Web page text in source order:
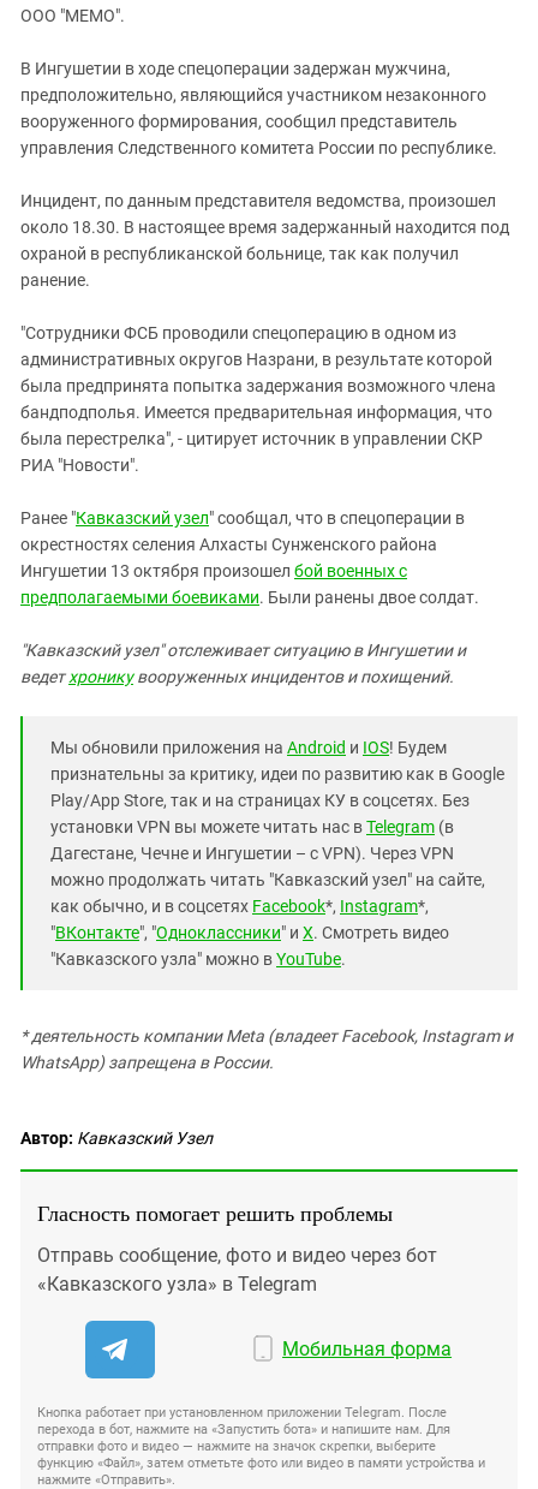
ИНАКОМЫСЛИЕ В ЧЕЧНЕ
ПРЕСЛЕДОВАНИЕ АКТИВИСТОВ
МОБИЛИЗАЦИЯ И ПРОТЕСТЫ
Дагестан
Кабардино-Балкария
Калмыкия
Краснодарский край
Нагорный Карабах
Российская Федерация
Северная Осетия - Алания
СКФО
Ставропольский край
Чечня
Южный Кавказ
ЮФО
ООО "МЕМО".
В Ингушетии в ходе спецоперации задержан мужчина,
предположительно, являющийся участником незаконного
вооруженного формирования, сообщил представитель
управления Следственного комитета России по республике.
Инцидент, по данным представителя ведомства, произошел
около 18.30. В настоящее время задержанный находится под
охраной в республиканской больнице, так как получил
ранение.
"Сотрудники ФСБ проводили спецоперацию в одном из
административных округов Назрани, в результате которой
была предпринята попытка задержания возможного члена
бандподполья. Имеется предварительная информация, что
была перестрелка", - цитирует источник в управлении СКР
РИА "Новости".
Ранее "Кавказский узел"сообщал, что в спецоперации в
окрестностях селения Алхасты Сунженского района
Ингушетии 13 октября произошел бой военных с
предполагаемыми боевиками. Были ранены двое солдат.
"Кавказский узел" отслеживает ситуацию в Ингушетии и
ведетхроникувооруженных инцидентов и похищений.
Мы обновили приложения на Android и IOS! Будем
признательны за критику, идеи по развитию как в Google
Play/App Store, так и на страницах КУ в соцсетях. Без
установки VPN вы можете читать нас вTelegram (в
Дагестане, Чечне и Ингушетии – с VPN). Через VPN
можно продолжать читать "Кавказский узел" на сайте,
как обычно, и в соцсетях Facebook*, Instagram*,
"ВКонтакте", "Одноклассники" и X. Смотреть видео
"Кавказского узла" можно вYouTube.
* деятельность компании Meta (владеет Facebook, Instagram и
WhatsApp) запрещена в России.
Автор: Кавказский Узел
Гласность помогает решить проблемы
Отправь сообщение, фото и видео через бот
«Кавказского узла» в Telegram
Мобильная форма
Кнопка работает при установленном приложении Telegram. После
перехода в бот, нажмите на «Запустить бота» и напишите нам. Для
отправки фото и видео — нажмите на значок скрепки, выберите
функцию «Файл», затем отметьте фото или видео в памяти устройства и
нажмите «Отправить».